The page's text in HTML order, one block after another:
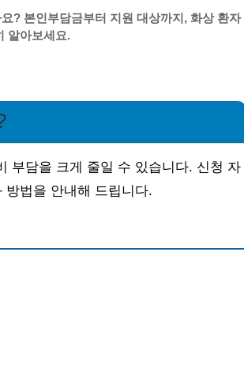
? 본인부담금부터 지원 대상까지, 화상 환자
알아보세요.
부담을 크게 줄일 수 있습니다. 신청 자
방법을 안내해 드립니다.